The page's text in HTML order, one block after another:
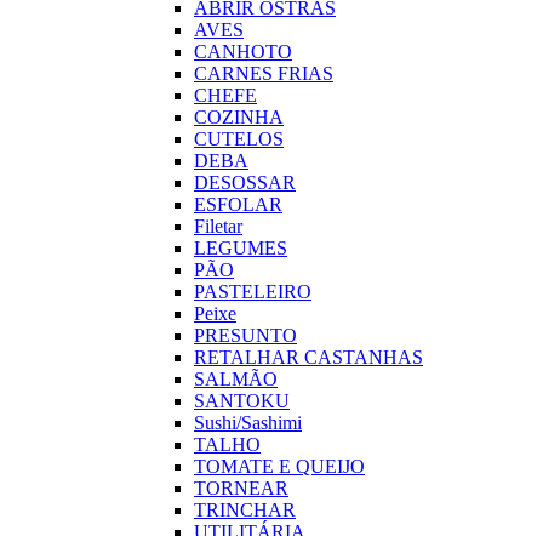
ABRIR OSTRAS
AVES
CANHOTO
CARNES FRIAS
CHEFE
COZINHA
CUTELOS
DEBA
DESOSSAR
ESFOLAR
Filetar
LEGUMES
PÃO
PASTELEIRO
Peixe
PRESUNTO
RETALHAR CASTANHAS
SALMÃO
SANTOKU
Sushi/Sashimi
TALHO
TOMATE E QUEIJO
TORNEAR
TRINCHAR
UTILITÁRIA